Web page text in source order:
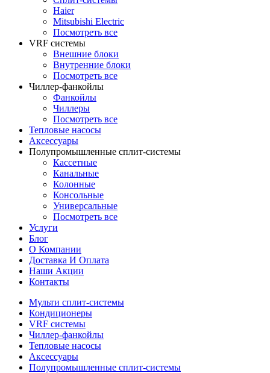
Haier
Mitsubishi Electric
Посмотреть все
VRF системы
Внешние блоки
Внутренние блоки
Посмотреть все
Чиллер-фанкойлы
Фанкойлы
Чиллеры
Посмотреть все
Тепловые насосы
Аксессуары
Полупромышленные сплит-системы
Кассетные
Канальные
Колонные
Консольные
Универсальные
Посмотреть все
Услуги
Блог
О Компании
Доставка И Оплата
Наши Акции
Контакты
Мульти сплит-системы
Кондиционеры
VRF системы
Чиллер-фанкойлы
Тепловые насосы
Аксессуары
Полупромышленные сплит-системы